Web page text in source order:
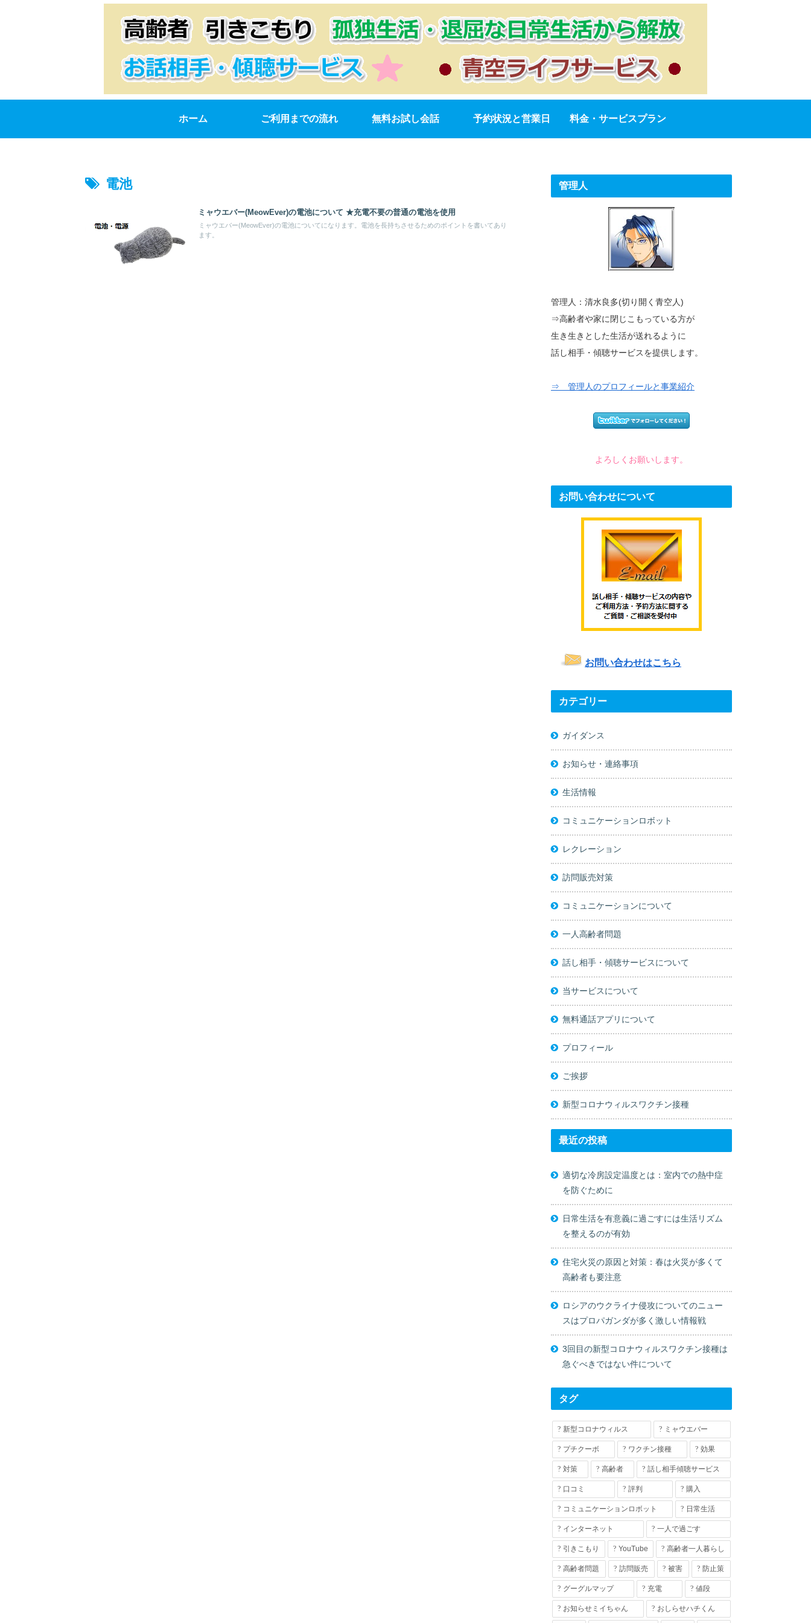
ホーム ご利用までの流れ 無料お試し会話 予約状況と営業日 料金・サービスプラン
電池
ミャウエバー(MeowEver)の電池について ★充電不要の普通の電池を使用
ミャウエバー(MeowEver)の電池についてになります。電池を長持ちさせるためのポイントを書いてあり
ます。
管理人
管理人：清水良多(切り開く青空人)
⇒高齢者や家に閉じこもっている方が
生き生きとした生活が送れるように
話し相手・傾聴サービスを提供します。
⇒ 管理人のプロフィールと事業紹介
よろしくお願いします。
お問い合わせについて
お問い合わせはこちら
カテゴリー
ガイダンス
お知らせ・連絡事項
生活情報
コミュニケーションロボット
レクレーション
訪問販売対策
コミュニケーションについて
一人高齢者問題
話し相手・傾聴サービスについて
当サービスについて
無料通話アプリについて
プロフィール
ご挨拶
新型コロナウィルスワクチン接種
最近の投稿
適切な冷房設定温度とは：室内での熱中症
を防ぐために
日常生活を有意義に過ごすには生活リズム
を整えるのが有効
住宅火災の原因と対策：春は火災が多くて
高齢者も要注意
ロシアのウクライナ侵攻についてのニュー
スはプロパガンダが多く激しい情報戦
3回目の新型コロナウィルスワクチン接種は
急ぐべきではない件について
タグ
新型コロナウィルス ミャウエバー
プチクーボ ワクチン接種 効果
対策 高齢者 話し相手傾聴サービス
口コミ 評判 購入
コミュニケーションロボット 日常生活
インターネット 一人で過ごす
引きこもり YouTube 高齢者一人暮らし
高齢者問題 訪問販売 被害 防止策
グーグルマップ 充電 値段
お知らせミイちゃん おしらせハチくん